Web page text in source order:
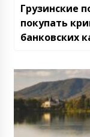
Грузинские
покупать
банковских